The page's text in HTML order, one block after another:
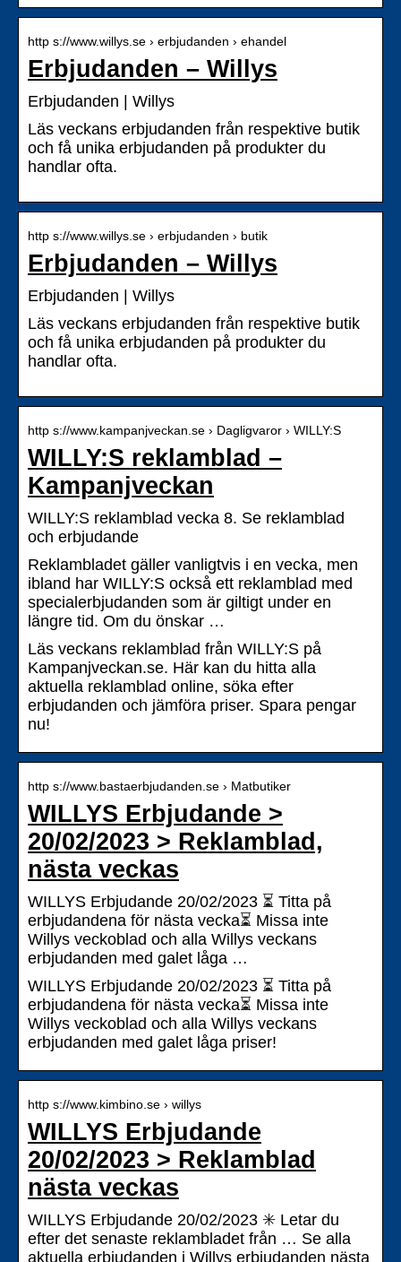
http s://www.willys.se › erbjudanden › ehandel
Erbjudanden – Willys
Erbjudanden | Willys
Läs veckans erbjudanden från respektive butik
och få unika erbjudanden på produkter du
handlar ofta.
http s://www.willys.se › erbjudanden › butik
Erbjudanden – Willys
Erbjudanden | Willys
Läs veckans erbjudanden från respektive butik
och få unika erbjudanden på produkter du
handlar ofta.
http s://www.kampanjveckan.se › Dagligvaror › WILLY:S
WILLY:S reklamblad –
Kampanjveckan
WILLY:S reklamblad vecka 8. Se reklamblad
och erbjudande
Reklambladet gäller vanligtvis i en vecka, men
ibland har WILLY:S också ett reklamblad med
specialerbjudanden som är giltigt under en
längre tid. Om du önskar …
Läs veckans reklamblad från WILLY:S på
Kampanjveckan.se. Här kan du hitta alla
aktuella reklamblad online, söka efter
erbjudanden och jämföra priser. Spara pengar
nu!
http s://www.bastaerbjudanden.se › Matbutiker
WILLYS Erbjudande >
20/02/2023 > Reklamblad,
nästa veckas
WILLYS Erbjudande 20/02/2023 ⏳ Titta på
erbjudandena för nästa vecka⏳ Missa inte
Willys veckoblad och alla Willys veckans
erbjudanden med galet låga …
WILLYS Erbjudande 20/02/2023 ⏳ Titta på
erbjudandena för nästa vecka⏳ Missa inte
Willys veckoblad och alla Willys veckans
erbjudanden med galet låga priser!
http s://www.kimbino.se › willys
WILLYS Erbjudande
20/02/2023 > Reklamblad
nästa veckas
WILLYS Erbjudande 20/02/2023 ✳️ Letar du
efter det senaste reklambladet från … Se alla
aktuella erbjudanden i Willys erbjudanden nästa